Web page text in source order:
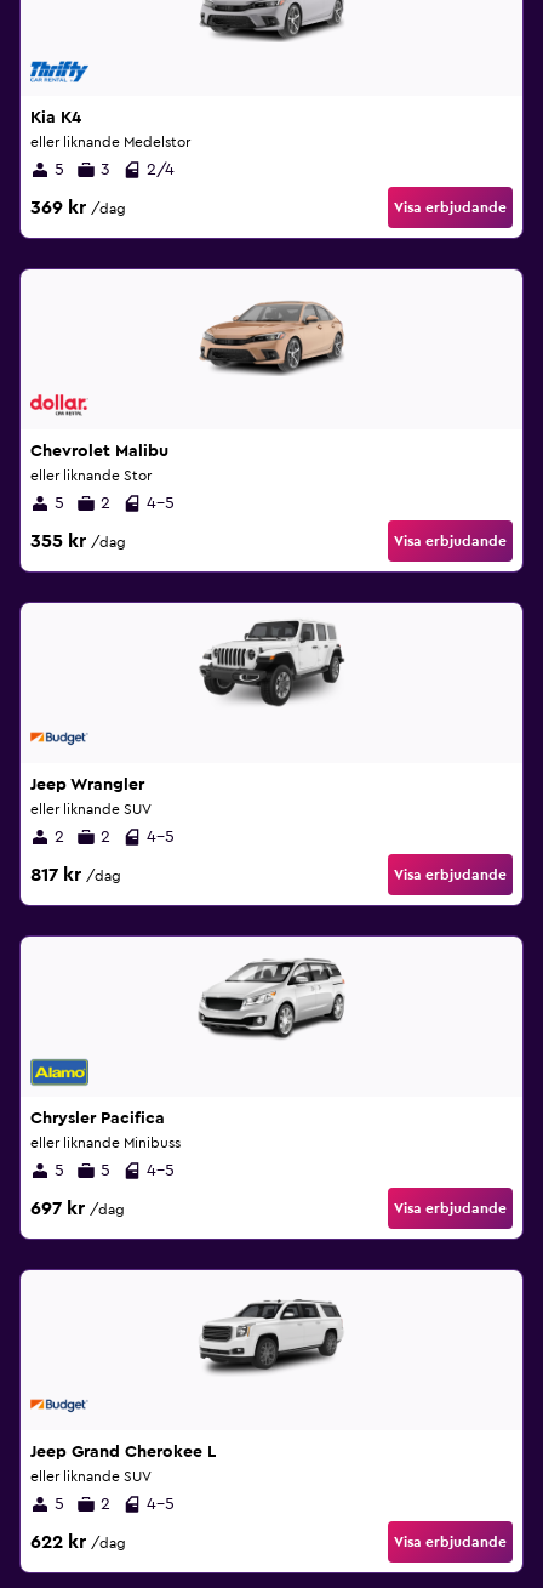
Kia K4
eller liknande Medelstor
5 3 2/4
369 kr /dag Visa erbjudande
Chevrolet Malibu
eller liknande Stor
5 2 4-5
355 kr /dag Visa erbjudande
Jeep Wrangler
eller liknande SUV
2 2 4-5
817 kr /dag Visa erbjudande
Chrysler Pacifica
eller liknande Minibuss
5 5 4-5
697 kr /dag Visa erbjudande
Jeep Grand Cherokee L
eller liknande SUV
5 2 4-5
622 kr /dag Visa erbjudande